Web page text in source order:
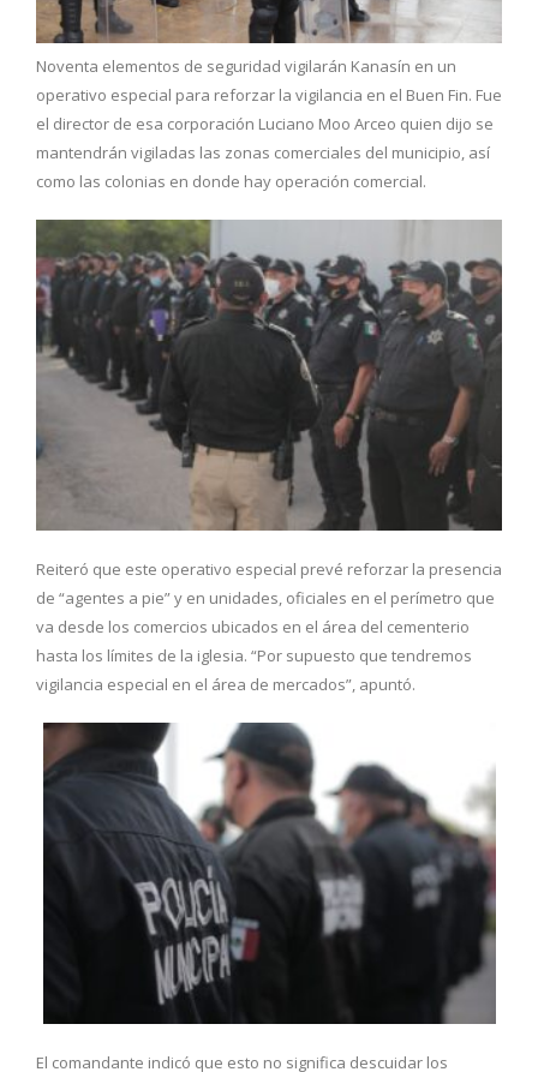
Noventa elementos de seguridad vigilarán Kanasín en un
operativo especial para reforzar la vigilancia en el Buen Fin. Fue
el director de esa corporación Luciano Moo Arceo quien dijo se
mantendrán vigiladas las zonas comerciales del municipio, así
como las colonias en donde hay operación comercial.
Reiteró que este operativo especial prevé reforzar la presencia
de “agentes a pie” y en unidades, oficiales en el perímetro que
va desde los comercios ubicados en el área del cementerio
hasta los límites de la iglesia. “Por supuesto que tendremos
vigilancia especial en el área de mercados”, apuntó.
El comandante indicó que esto no significa descuidar los